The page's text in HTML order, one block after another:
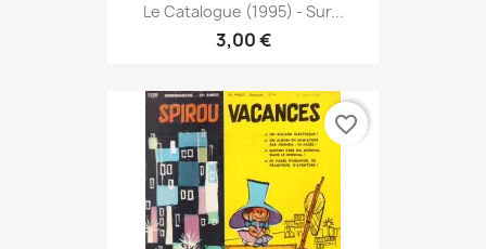
Le Catalogue (1995) - Sur...
3,00 €
favorite_border